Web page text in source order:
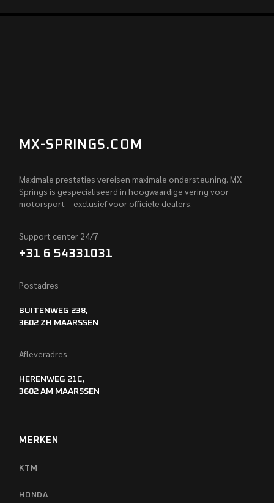
MX-SPRINGS.COM
Maximale prestaties vereisen maximale ondersteuning. MX
Springs is gespecialiseerd in hoogwaardige vering voor
motorsport – exclusief voor officiële dealers.
Support center 24/7
+31 6 54331031
Postadres
BUITENWEG 238,
3602 ZH MAARSSEN
Afleveradres
HERENWEG 21C,
3602 AM MAARSSEN
MERKEN
KTM
HONDA